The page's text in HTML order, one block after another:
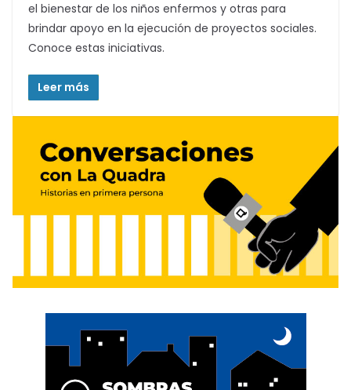
el bienestar de los niños enfermos y otras para
brindar apoyo en la ejecución de proyectos sociales.
Conoce estas iniciativas.
Leer más